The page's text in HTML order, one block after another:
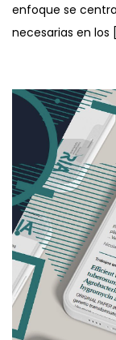
enfoque se
necesarias en los